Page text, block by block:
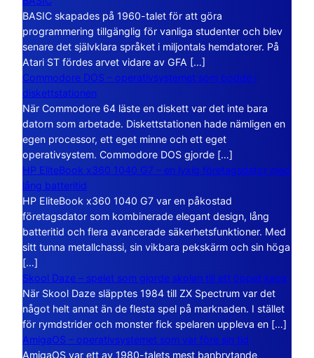
BASIC skapades på 1960-talet för att göra
programmering tillgänglig för vanliga studenter och blev
senare det självklara språket i miljontals hemdatorer. På
Atari ST fördes arvet vidare av GFA […]
Commodore DOS – operativsystemet som bodde i
diskettstationen
När Commodore 64 läste en diskett var det inte bara
datorn som arbetade. Diskettstationen hade nämligen en
egen processor, ett eget minne och ett eget
operativsystem. Commodore DOS gjorde […]
HP EliteBook x360 1040 G7 – en lyxig företagsdator med
lång batteritid
HP EliteBook x360 1040 G7 var en påkostad
företagsdator som kombinerade elegant design, lång
batteritid och flera avancerade säkerhetsfunktioner. Med
sitt tunna metallchassi, sin vikbara pekskärm och sin höga
[…]
Skool Daze – spelet som gjorde skolan till ett öppet kaos
När Skool Daze släpptes 1984 till ZX Spectrum var det
något helt annat än de flesta spel på marknaden. I stället
för rymdstrider och monster fick spelaren uppleva en […]
AmigaOS – operativsystemet som var före sin tid
AmigaOS var ett av 1980-talets mest banbrytande